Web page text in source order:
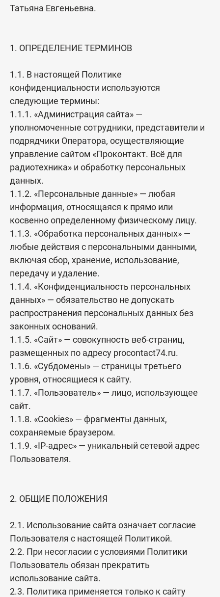
независимости от суммы заказа.
компаниями пишите нам на почту
Банковский перевод (для юридических лиц),
почтуinfo@procontact74.ru
Описание процесса передачи данных при оплате онлайн
Для оплаты (ввода реквизитов Вашей карты) Вы будете
перенаправлены на платёжный шлюз Т-Банк. Соединение с
платёжным шлюзом и передача информации осуществляется
в защищённом режиме с использованием протокола
шифрования SSL. В случае если Ваш банк поддерживает
технологию безопасного проведения интернет-платежей
Verified By Visa, MasterCard SecureCode, MIR Accept, J-Secure
для проведения платежа также может потребоваться ввод
специального пароля.
Настоящий сайт поддерживает 256-битное шифрование.
Конфиденциальность сообщаемой персональной
информации обеспечивается Т-Банк. Введённая информация
не будет предоставлена третьим лицам за исключением
случаев, предусмотренных законодательством РФ.
Проведение платежей по банковским картам
осуществляется в строгом соответствии с требованиями
платёжных систем МИР, Visa Int., MasterCard Europe Sprl, JCB.
Оплата с использованием дебетовых и кредитных карт
следующих платежных систем: Visa, MasterCard, Maestro,
МИР. При оплате с помощью банковской карты Вам
необходимо предоставить следующие данные:
-Номер Вашей банковской карты
-Имя владельца как указано на банковской карте
-Срок окончания действия Вашей банковской карты: месяц и
год
-CVV / CVC код (находится на обратной стороне Вашей
Татьяна Евгеньевна.
1. ОПРЕДЕЛЕНИЕ ТЕРМИНОВ
1.1. В настоящей Политике
конфиденциальности используются
следующие термины:
1.1.1. «Администрация сайта» —
уполномоченные сотрудники, представители и
подрядчики Оператора, осуществляющие
управление сайтом «Проконтакт. Всё для
радиотехника» и обработку персональных
данных.
1.1.2. «Персональные данные» — любая
информация, относящаяся к прямо или
косвенно определенному физическому лицу.
1.1.3. «Обработка персональных данных» —
любые действия с персональными данными,
включая сбор, хранение, использование,
передачу и удаление.
1.1.4. «Конфиденциальность персональных
данных» — обязательство не допускать
распространения персональных данных без
законных оснований.
1.1.5. «Сайт» — совокупность веб-страниц,
размещенных по адресу procontact74.ru.
1.1.6. «Субдомены» — страницы третьего
уровня, относящиеся к сайту.
1.1.7. «Пользователь» — лицо, использующее
сайт.
1.1.8. «Cookies» — фрагменты данных,
сохраняемые браузером.
1.1.9. «IP-адрес» — уникальный сетевой адрес
Пользователя.
2. ОБЩИЕ ПОЛОЖЕНИЯ
2.1. Использование сайта означает согласие
Пользователя с настоящей Политикой.
2.2. При несогласии с условиями Политики
Пользователь обязан прекратить
использование сайта.
2.3. Политика применяется только к сайту